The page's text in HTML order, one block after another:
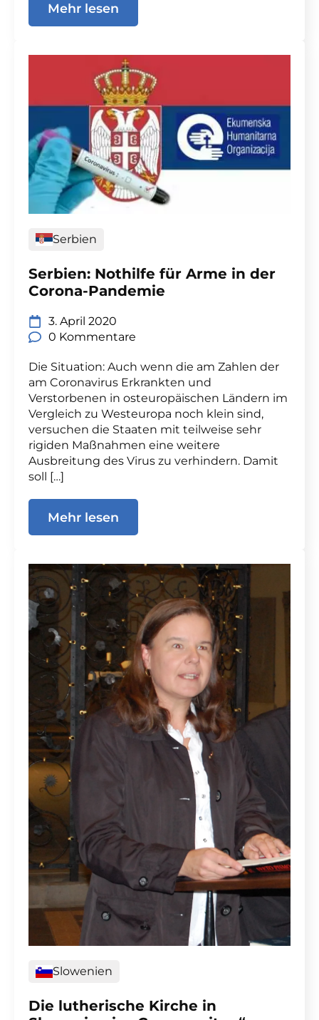
Mehr lesen
Serbien
Serbien: Nothilfe für Arme in der
Corona-Pandemie
3. April 2020
0 Kommentare
Die Situation: Auch wenn die am Zahlen der
am Coronavirus Erkrankten und
Verstorbenen in osteuropäischen Ländern im
Vergleich zu Westeuropa noch klein sind,
versuchen die Staaten mit teilweise sehr
rigiden Maßnahmen eine weitere
Ausbreitung des Virus zu verhindern. Damit
soll […]
Mehr lesen
Slowenien
Die lutherische Kirche in